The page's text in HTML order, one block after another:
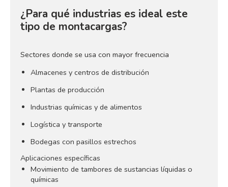
¿Para qué industrias es ideal este
tipo de montacargas?
Sectores donde se usa con mayor frecuencia
Almacenes y centros de distribución
Plantas de producción
Industrias químicas y de alimentos
Logística y transporte
Bodegas con pasillos estrechos
Aplicaciones específicas
Movimiento de tambores de sustancias líquidas o
químicas